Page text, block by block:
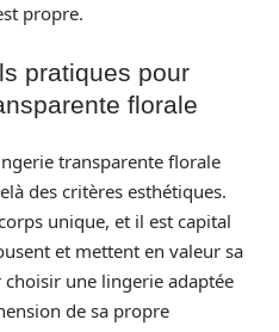
propre.
pratiques pour
florale
transparente florale
des critères esthétiques.
unique, et il est capital
et mettent en valeur sa
une lingerie adaptée
de sa propre